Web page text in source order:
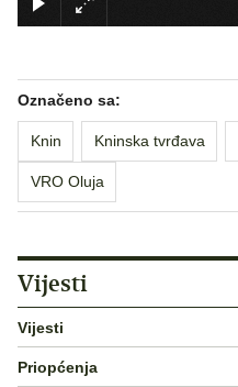
Označeno sa:
Knin Kninska tvrđava
VRO Oluja
Vijesti
Vijesti
Priopćenja